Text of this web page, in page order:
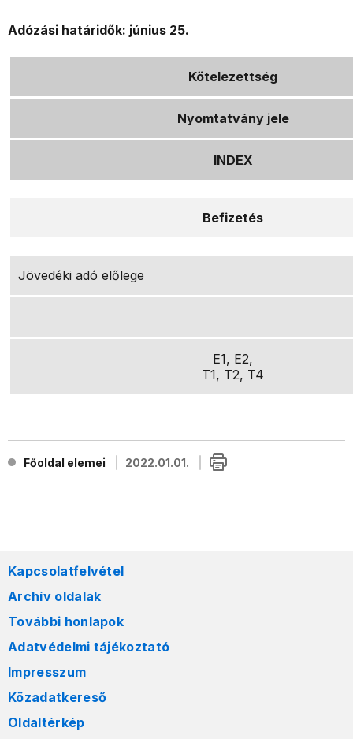
Adózási határidők: június 25.
Kötelezettség
Nyomtatvány jele
INDEX
Befizetés
Jövedéki adó előlege
E1, E2,
T1, T2, T4
Főoldal elemei 2022.01.01.
Kapcsolatfelvétel
Archív oldalak
További honlapok
Adatvédelmi tájékoztató
Impresszum
Közadatkereső
Oldaltérkép